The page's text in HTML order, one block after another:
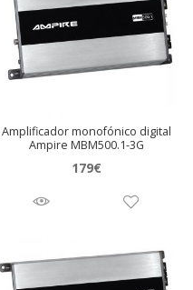
Amplificador monofónico digital
Ampire MBM500.1-3G
179€